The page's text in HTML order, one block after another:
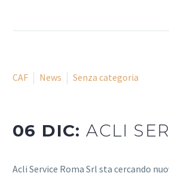
CAF News Senza categoria
06 DIC:ACLI
Acli Service Roma Srl sta cercando